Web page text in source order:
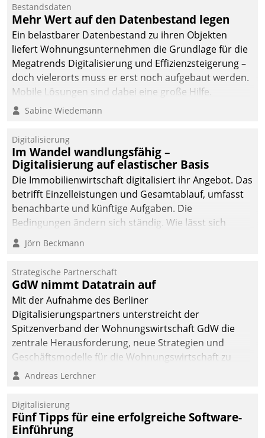
Bestandsdaten
Mehr Wert auf den Datenbestand legen
Ein belastbarer Datenbestand zu ihren Objekten
liefert Wohnungsunternehmen die Grundlage für die
Megatrends Digitalisierung und Effizienzsteigerung –
doch vielerorts muss er erst noch aufgebaut werden.
Mobile Lösungen sind dabei eine große Hilfe.
Sabine Wiedemann
Digitalisierung
Im Wandel wandlungsfähig –
Digitalisierung auf elastischer Basis
Die Immobilienwirtschaft digitalisiert ihr Angebot. Das
betrifft Einzelleistungen und Gesamtablauf, umfasst
benachbarte und künftige Aufgaben. Die
Bedingungen ändern sich ständig. Wie lässt sich
technisch die Kontrolle wahren und zugleich Freiraum
fürs Wachsen öffnen?
Jörn Beckmann
Strategische Partnerschaft
GdW nimmt Datatrain auf
Mit der Aufnahme des Berliner
Digitalisierungspartners unterstreicht der
Spitzenverband der Wohnungswirtschaft GdW die
zentrale Herausforderung, neue Strategien und
Geschäftsmodelle für die Wohnungswirtschaft zu
entwickeln.
Andreas Lerchner
Digitalisierung
Fünf Tipps für eine erfolgreiche Software-
Einführung